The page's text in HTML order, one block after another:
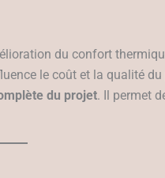
du confort
le coût et la qualité
du projet. Il permet